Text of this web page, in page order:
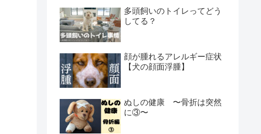
多頭飼いのトイレってどう
してる？
顔が腫れるアレルギー症状
【犬の顔面浮腫】
ぬしの健康 〜骨折は突然
に③〜